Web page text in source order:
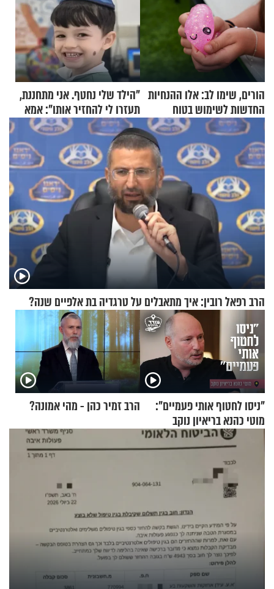
הורים, שימו לב: אלו ההנחיות
החדשות לשימוש בטוח
בסקווישי לאחר מקרי אשפוז
"הילד שלי נחטף. אני מתחננת,
תעזרו לי להחזיר אותו": אמא
של יובל בן ה-4 בריאיון דומע
הרב רפאל רובין: איך מתאבלים על טרגדיה בת אלפיים שנה?
"ניסו לחטוף אותי פעמיים":
מוטי כהנא בריאיון נוקב
הרב זמיר כהן - מהי אמונה?